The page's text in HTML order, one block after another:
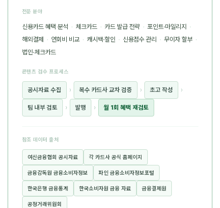
전문 분야
신용카드 혜택 분석 · 체크카드 · 카드 발급 전략 · 포인트·마일리지 ·
해외결제 · 연회비 비교 · 캐시백·할인 · 신용점수 관리 · 무이자 할부 ·
법인·체크카드
콘텐츠 검수 프로세스
공시자료 수집 › 복수 카드사 교차 검증 › 초고 작성 ›
팀 내부 검토 › 발행 › 월 1회 혜택 재검토
참조 데이터 출처
여신금융협회 공시자료 각 카드사 공식 홈페이지
금융감독원 금융소비자정보 파인 금융소비자정보포털
한국은행 금융통계 한국소비자원 금융 자료 금융결제원
공정거래위원회